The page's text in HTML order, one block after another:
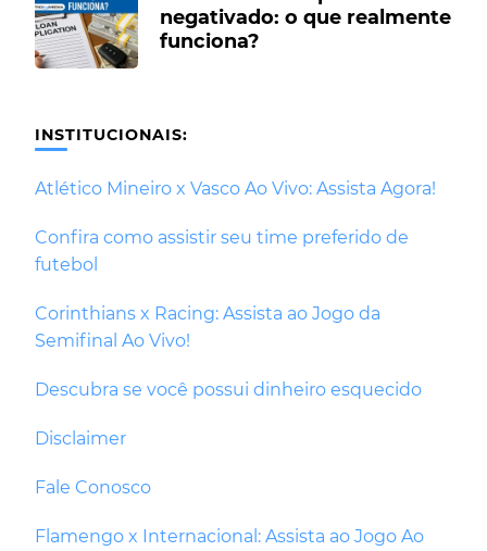
negativado: o que realmente
funciona?
INSTITUCIONAIS:
Atlético Mineiro x Vasco Ao Vivo: Assista Agora!
Confira como assistir seu time preferido de
futebol
Corinthians x Racing: Assista ao Jogo da
Semifinal Ao Vivo!
Descubra se você possui dinheiro esquecido
Disclaimer
Fale Conosco
Flamengo x Internacional: Assista ao Jogo Ao